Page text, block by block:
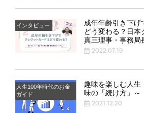
インタビュー
成年年齢引き下げ
どう変わる？日本
真三理事・事務局
2022.07.19
人生100年時代のお金
ガイド
趣味を楽しむ人生
味の「続け方」～
2021.12.20